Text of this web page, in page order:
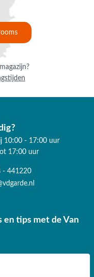
10:00 - 17:00 uur
17:00 uur
- 441220
en tips met de Van